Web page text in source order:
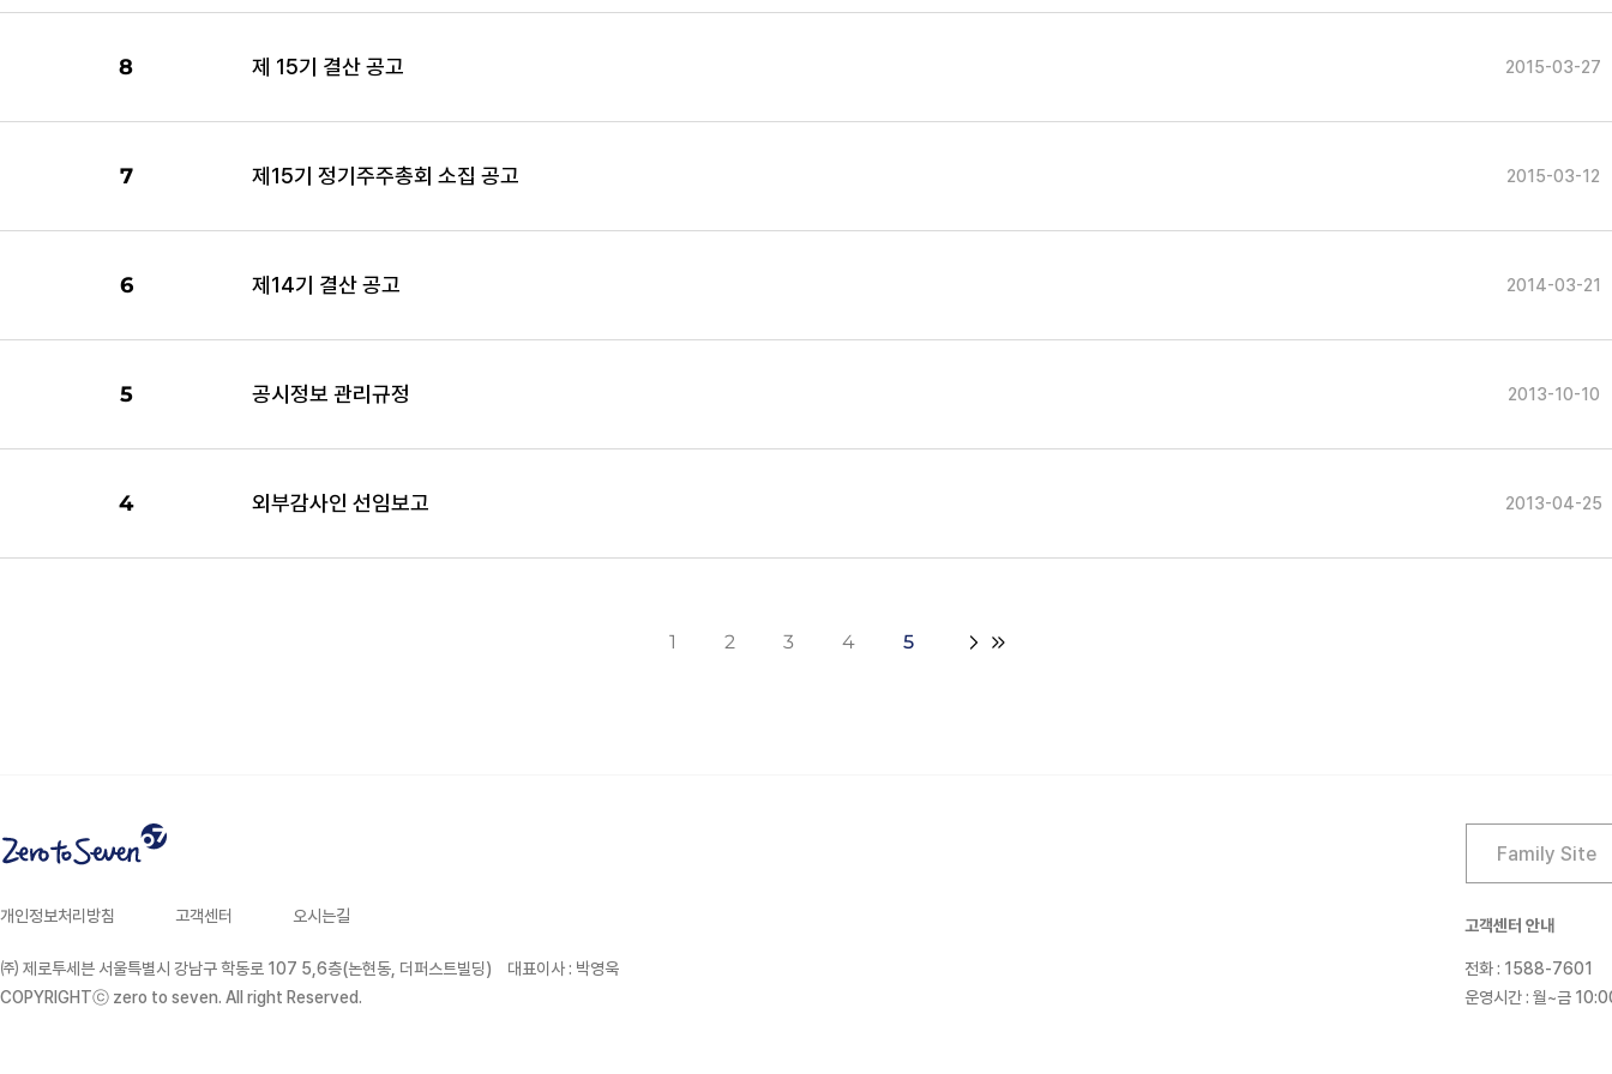
8 제 15기 결산 공고 2015-03-27
7 제15기 정기주주총회 소집 공고 2015-03-12
6 제14기 결산 공고 2014-03-21
5 공시정보 관리규정 2013-10-10
4 외부감사인 선임보고 2013-04-25
1 2 3 4 5
개인정보처리방침 고객센터 오시는길
주소
㈜ 제로투세븐 서울특별시 강남구 학동로 107 5,6층(논현동, 더퍼스트빌딩) 대표이사 : 박영욱
고객센터 안내
전화 : 1588-7601
운영시간 : 월~금
COPYRIGHTⓒ zero to seven. All right Reserved.